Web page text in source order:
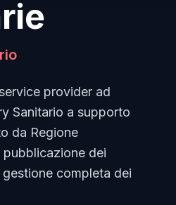
provider ad
Sanitario a supporto
da Regione
dei
completa dei